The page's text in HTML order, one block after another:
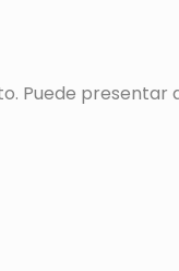
Puede presentar